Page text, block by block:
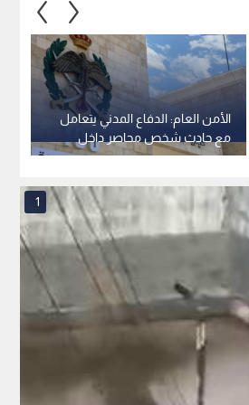
الأمن العام: الدفاع المدني يتعامل
مع حادث شخص محاصر داخل
حفرة بمنزله في الزرقاء
1